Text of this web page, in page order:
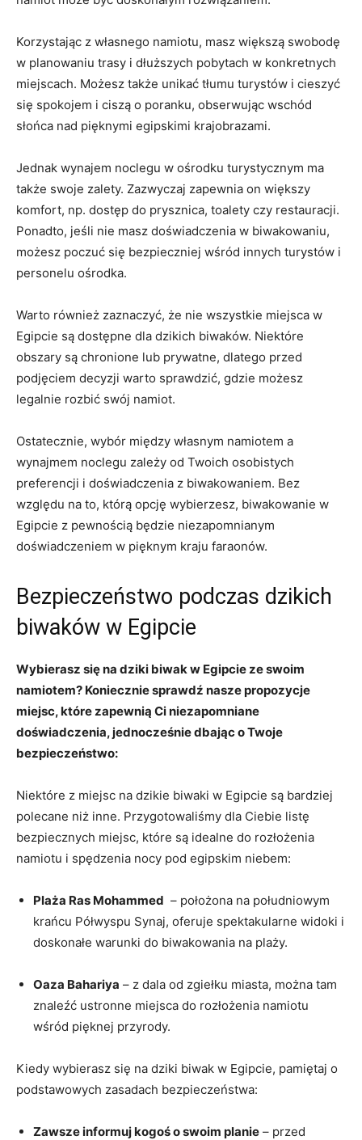
Korzystając z własnego namiotu, masz większą swobodę
w planowaniu trasy i dłuższych pobytach w konkretnych
miejscach.​ Możesz także unikać tłumu turystów ‌i cieszyć
się spokojem​ i ciszą​ o poranku, obserwując wschód
słońca nad pięknymi egipskimi ‌krajobrazami.
Jednak wynajem noclegu⁣ w ośrodku turystycznym ma
także ​swoje ⁣zalety. Zazwyczaj zapewnia on ‌większy
komfort, np. dostęp do prysznica, ‍toalety⁣ czy‍ restauracji.⁣
Ponadto, ‍jeśli nie masz doświadczenia ‌w‌ biwakowaniu,
możesz​ poczuć się bezpieczniej wśród ⁣innych turystów i
personelu ośrodka.
Warto ⁣również zaznaczyć, że nie wszystkie‍ miejsca w
Egipcie ⁣są dostępne ​dla dzikich biwaków. Niektóre ​
obszary‌ są chronione ⁣lub prywatne,⁤ dlatego przed
⁤podjęciem‍ decyzji warto sprawdzić, gdzie możesz
legalnie rozbić⁣ swój namiot.
Ostatecznie, wybór między własnym namiotem a
wynajmem noclegu‌ zależy ‍od Twoich osobistych
preferencji i doświadczenia z biwakowaniem. ⁣Bez
względu na ⁤to, którą opcję wybierzesz, biwakowanie ​w
Egipcie z pewnością będzie niezapomnianym
doświadczeniem ‌w pięknym ‌kraju faraonów.
Bezpieczeństwo podczas dzikich
biwaków w Egipcie
Wybierasz się na dziki biwak w Egipcie ze ⁤swoim
namiotem? Koniecznie​ sprawdź nasze ​propozycje
‌miejsc, które ⁣zapewnią ⁤Ci niezapomniane
doświadczenia, jednocześnie⁢ dbając o Twoje
bezpieczeństwo:
Niektóre ‌z miejsc ‌na dzikie biwaki ⁤w Egipcie są bardziej
polecane niż inne. Przygotowaliśmy dla Ciebie ⁣listę
bezpiecznych miejsc, które są idealne do rozłożenia‍
namiotu i ​spędzenia nocy⁣ pod egipskim niebem:
Plaża Ras Mohammed ​ – ⁣położona ‍na⁣ południowym
⁣krańcu Półwyspu Synaj, oferuje ⁢spektakularne widoki i
doskonałe warunki do biwakowania na plaży.
Oaza Bahariya – z dala od zgiełku miasta, ​można tam
znaleźć ustronne miejsca do ⁢rozłożenia namiotu
wśród ⁤pięknej przyrody.
Kiedy wybierasz się‍ na‍ dziki biwak w Egipcie, pamiętaj​ o⁣
podstawowych⁢ zasadach bezpieczeństwa:
Zawsze informuj kogoś‌ o swoim​ planie – przed